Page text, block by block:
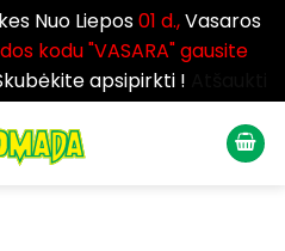
Nuo Liepos01 d.,Vasaros
kodu "VASARA" gausite
apsipirkti !